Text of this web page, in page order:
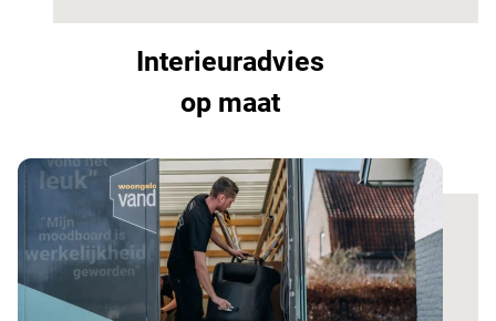
Interieuradvies
op maat